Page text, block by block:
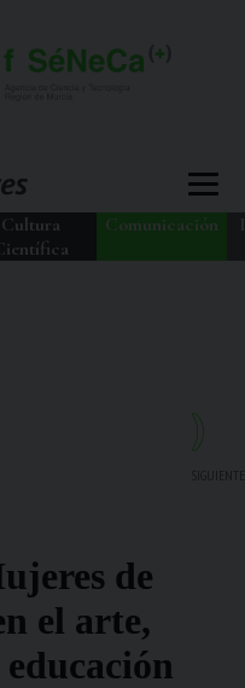
Cultura
Comunicación
de
el arte,